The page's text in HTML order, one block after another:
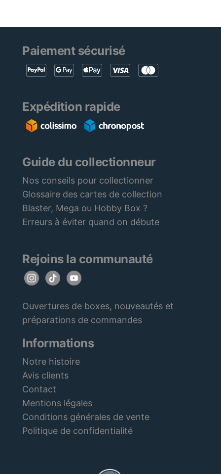
Paiement sécurisé
Expédition rapide
Guide du collectionneur
Nos conseils pour collectionner
Glossaire des cartes de collection
Blaster, Mega ou Hobby Box ?
Erreurs à éviter quand on débute
Rejoins la communauté
Ouvertures de boxes, nouveautés et
préparations de commandes
Informations
Notre histoire
Avis clients
Contact
Mentions légales
Conditions générales de vente
Politique de confidentialité